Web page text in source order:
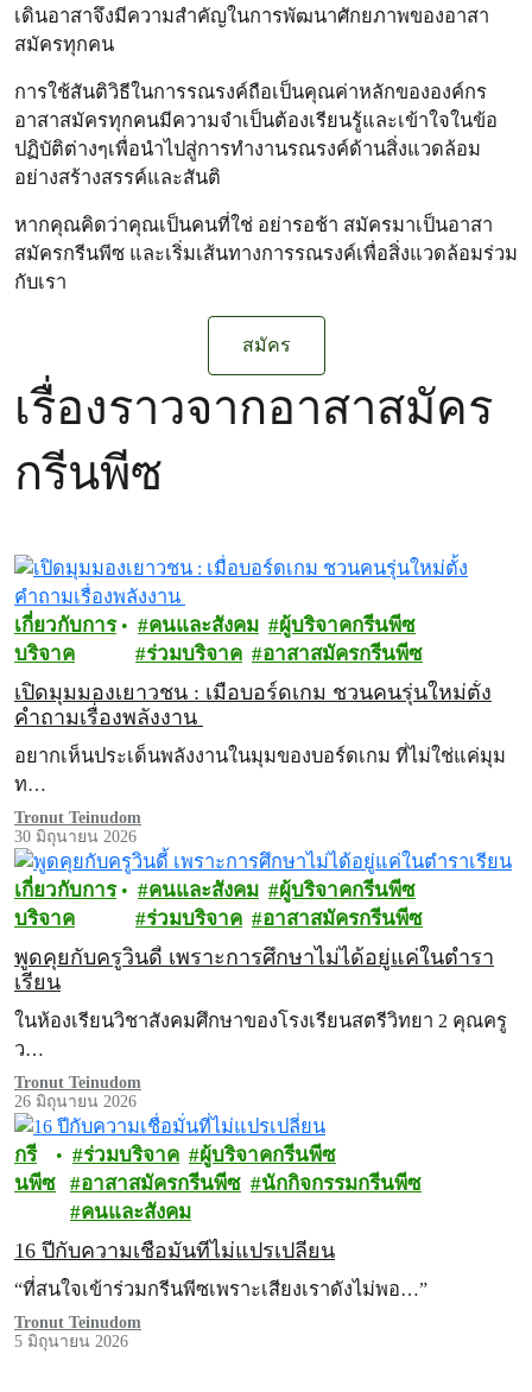
เดินอาสาจึงมีความสำคัญในการพัฒนาศักยภาพของอาสา
สมัครทุกคน
การใช้สันติวิธีในการรณรงค์ถือเป็นคุณค่าหลักขององค์กร
อาสาสมัครทุกคนมีความจำเป็นต้องเรียนรู้และเข้าใจในข้อ
ปฏิบัติต่างๆเพื่อนำไปสู่การทำงานรณรงค์ด้านสิ่งแวดล้อม
อย่างสร้างสรรค์และสันติ
หากคุณคิดว่าคุณเป็นคนที่ใช่ อย่ารอช้า สมัครมาเป็นอาสา
สมัครกรีนพีซ และเริ่มเส้นทางการรณรงค์เพื่อสิ่งแวดล้อมร่วม
กับเรา
สมัคร
เรื่องราวจากอาสาสมัคร
กรีนพีซ
เกี่ยวกับการ
บริจาค
คนและสังคม
ผู้บริจาคกรีนพีซ
ร่วมบริจาค
อาสาสมัครกรีนพีซ
เปิดมุมมองเยาวชน : เมื่อบอร์ดเกม ชวนคนรุ่นใหม่ตั้ง
คำถามเรื่องพลังงาน
อยากเห็นประเด็นพลังงานในมุมของบอร์ดเกม ที่ไม่ใช่แค่มุม
ท…
Tronut Teinudom
30 มิถุนายน 2026
เกี่ยวกับการ
บริจาค
คนและสังคม
ผู้บริจาคกรีนพีซ
ร่วมบริจาค
อาสาสมัครกรีนพีซ
พูดคุยกับครูวินดี้ เพราะการศึกษาไม่ได้อยู่แค่ในตำรา
เรียน
ในห้องเรียนวิชาสังคมศึกษาของโรงเรียนสตรีวิทยา 2 คุณครู
ว…
Tronut Teinudom
26 มิถุนายน 2026
กรี
นพีซ
ร่วมบริจาค
ผู้บริจาคกรีนพีซ
อาสาสมัครกรีนพีซ
นักกิจกรรมกรีนพีซ
คนและสังคม
16 ปีกับความเชื่อมั่นที่ไม่แปรเปลี่ยน
“ที่สนใจเข้าร่วมกรีนพีซเพราะเสียงเราดังไม่พอ…”
Tronut Teinudom
5 มิถุนายน 2026